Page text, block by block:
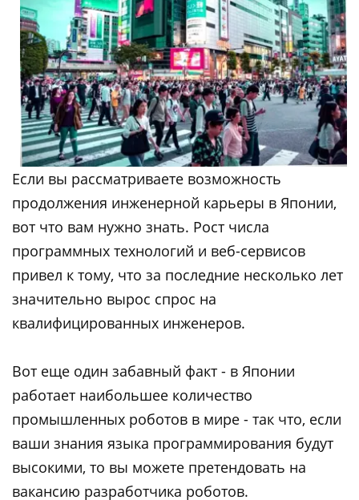
Если вы рассматриваете возможность
продолжения инженерной карьеры в Японии,
вот что вам нужно знать. Рост числа
программных технологий и веб-сервисов
привел к тому, что за последние несколько лет
значительно вырос спрос на
квалифицированных инженеров.
Вот еще один забавный факт - в Японии
работает наибольшее количество
промышленных роботов в мире - так что, если
ваши знания языка программирования будут
высокими, то вы можете претендовать на
вакансию разработчика роботов.